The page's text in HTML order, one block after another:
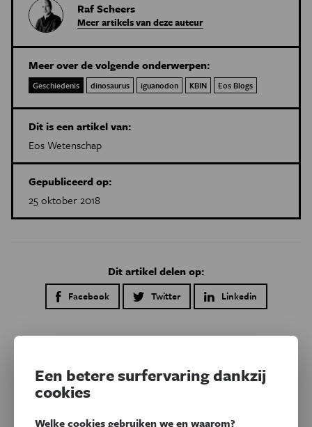
Raf Scheers
Meer artikels van deze auteur
Meer over de volgende onderwerpen:
Geschiedenis dinosaurus iguanodon KBIN Eos Blogs
Dit is een artikel van:
Eos Wetenschap
Gepubliceerd op:
25 oktober 2018
Dit artikel delen op:
Facebook Twitter Linkedin
Een betere surfervaring dankzij
cookies
Welke cookies gebruiken we en waarom?